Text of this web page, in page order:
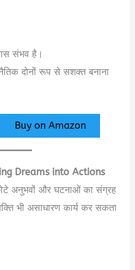
संभव है।
दोनों रूप से सशक्त बनाना
Buy on Amazon
Dreams into Actions
अनुभवों और घटनाओं का संग्रह
भी असाधारण कार्य कर सकता